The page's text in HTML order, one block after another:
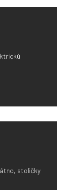
stoličky